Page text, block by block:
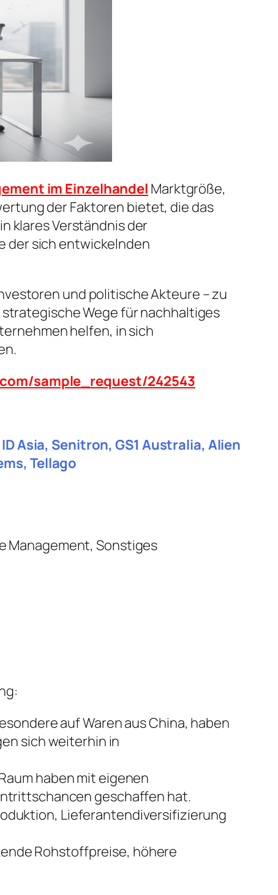
im Einzelhandel Marktgröße,
der Faktoren bietet, die das
klares Verständnis der
der sich entwickelnden
und politische Akteure – zu
Wege für nachhaltiges
helfen, in sich
sample_request/242543
Asia, Senitron, GS1 Australia, Alien
Tellago
Management, Sonstiges
auf Waren aus China, haben
sich weiterhin in
haben mit eigenen
geschaffen hat.
Lieferantendiversifizierung
Rohstoffpreise, höhere